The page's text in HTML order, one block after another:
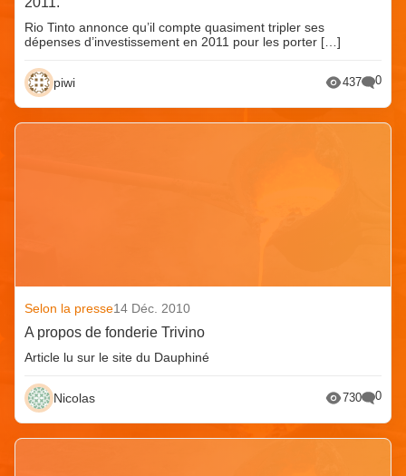
Rio Tinto annonce qu’il compte quasiment tripler ses
dépenses d’investissement en 2011 pour les porter […]
piwi 437 0
Selon la presse14 Déc. 2010
A propos de fonderie Trivino
Article lu sur le site du Dauphiné
Nicolas 730 0